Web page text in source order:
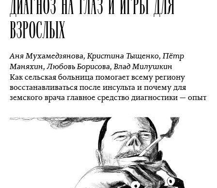
ВЗРОСЛЫХ
Аня Мухамедзянова,Кристина Тыщенко,Пётр
Маняхин,Любовь Борисова,Влад Милушкин
Как сельская больница помогает всему региону
восстанавливаться после инсульта и почему для
земского врача главное средство диагностики — опыт